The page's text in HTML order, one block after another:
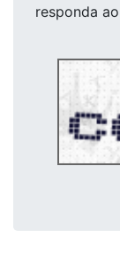
responda